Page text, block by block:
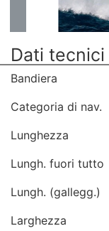
Dati tecnici
Bandiera
Categoria di nav.
Lunghezza
Lungh. fuori tutto
Lungh. (gallegg.)
Larghezza